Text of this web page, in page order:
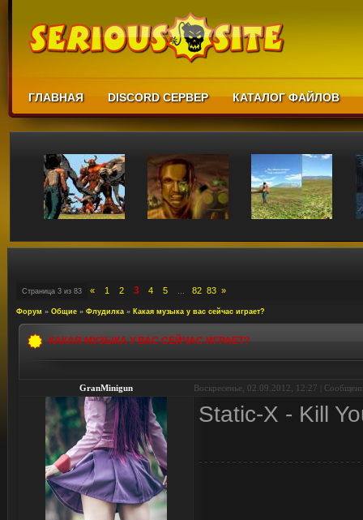
ГЛАВНАЯ DISCORD СЕРВЕР КАТАЛОГ ФАЙЛОВ
Страница 3 из 83 « 1 2 3 4 5 … 82 83 »
Форум » Общие » Флудилка » Какая музыка у вас сейчас играет?
КАКАЯ МУЗЫКА У ВАС СЕЙЧАС ИГРАЕТ?
GranMinigun Воскресенье, 02.09.2012, 12:27 |
Static-X - Kill